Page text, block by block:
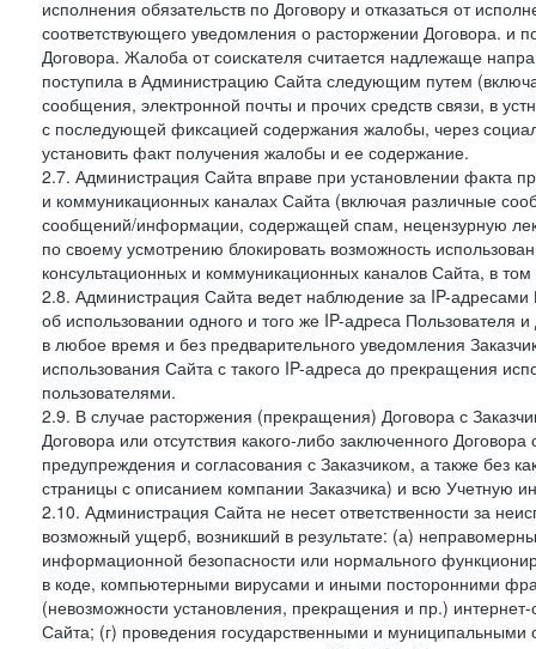
исполнения обязательств по Договору и отказаться от
соответствующего уведомления о расторжении Договора. и
Договора. Жалоба от соискателя считается надлежаще
поступила в Администрацию Сайта следующим путем
сообщения, электронной почты и прочих средств связи, в
с последующей фиксацией содержания жалобы, через
установить факт получения жалобы и ее содержание.
2.7. Администрация Сайта вправе при установлении факта
и коммуникационных каналах Сайта (включая различные
сообщений/информации, содержащей спам, нецензурную
по своему усмотрению блокировать возможность
консультационных и коммуникационных каналов Сайта, в
2.8. Администрация Сайта ведет наблюдение за IP-
об использовании одного и того же IP-адреса Пользователя
в любое время и без предварительного уведомления
использования Сайта с такого IP-адреса до прекращения
пользователями.
2.9. В случае расторжения (прекращения) Договора с
Договора или отсутствия какого-либо заключенного
предупреждения и согласования с Заказчиком, а также без
страницы с описанием компании Заказчика) и всю Учетную
2.10. Администрация Сайта не несет ответственности за
возможный ущерб, возникший в результате: (а)
информационной безопасности или нормального
в коде, компьютерными вирусами и иными посторонними
(невозможности установления, прекращения и пр.)
Сайта; (г) проведения государственными и